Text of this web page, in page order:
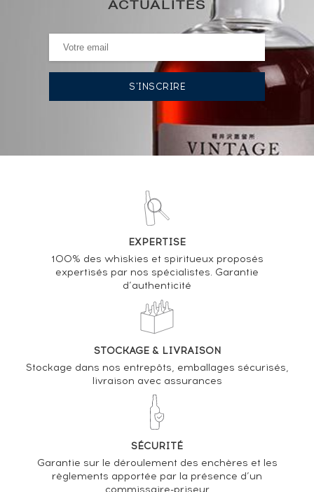
0€ (plus bas annuel)
HISTORIQUE DES ADJUDICATIONS
420
VOUS POSSÉDEZ UN SPIRITUEUX IDENTIQUE ?
VENDEZ-LE !
Analyse & Performance du spiritueux
Hennessy Of. Very Special In Honor of the 44th
President - One of 180 000 Limited Edition
VARIATION DE LA COTE
ACTUALITÉS
EXPERTISE
100% des whiskies et spiritueux proposés
expertisés par nos spécialistes. Garantie
d’authenticité
STOCKAGE & LIVRAISON
Stockage dans nos entrepôts, emballages sécurisés,
livraison avec assurances
SÉCURITÉ
Garantie sur le déroulement des enchères et les
règlements apportée par la présence d’un